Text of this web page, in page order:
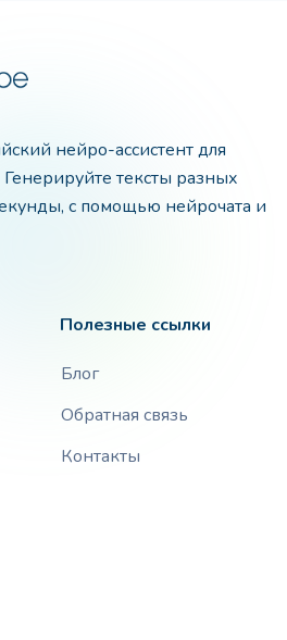
нейро-ассистент для
Генерируйте тексты разных
с помощью нейрочата и
Полезные ссылки
Блог
Обратная связь
Контакты